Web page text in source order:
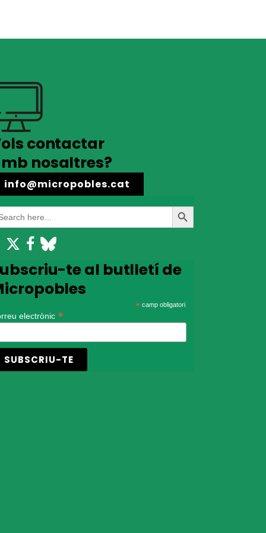
contactar
nosaltres?
info@micropobles.cat
Search
Button
te al butlletí de
* camp obligatori
electrònic *